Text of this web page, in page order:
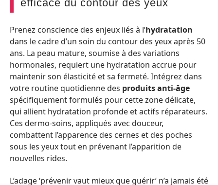
efficace du contour des yeux
Prenez conscience des enjeux liés à l’hydratation
dans le cadre d’un soin du contour des yeux après 50
ans. La peau mature, soumise à des variations
hormonales, requiert une hydratation accrue pour
maintenir son élasticité et sa fermeté. Intégrez dans
votre routine quotidienne des produits anti-âge
spécifiquement formulés pour cette zone délicate,
qui allient hydratation profonde et actifs réparateurs.
Ces dermo-soins, appliqués avec douceur,
combattent l’apparence des cernes et des poches
sous les yeux tout en prévenant l’apparition de
nouvelles rides.
L’adage ‘prévenir vaut mieux que guérir’ n’a jamais été